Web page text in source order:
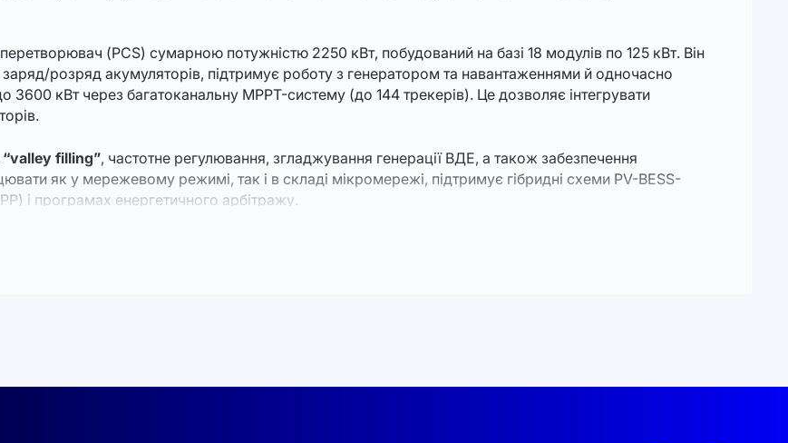
(PCS) сумарною потужністю 2250 кВт, побудований на базі 18 модулів по 125 кВт. Він
розряд акумуляторів, підтримує роботу з генератором та навантаженнями й одночасно
3600 кВт через багатоканальну MPPT-систему (до 144 трекерів). Це дозволяє інтегрувати
“valley filling”, частотне регулювання, згладжування генерації ВДЕ, а також забезпечення
як у мережевому режимі, так і в складі мікромережі, підтримує гібридні схеми PV-BESS-
і програмах енергетичного арбітражу.
та висотою встановлення до 2000 м.